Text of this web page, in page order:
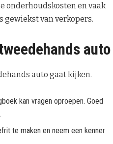
onderhoudskosten en vaak
gewiekst van verkopers.
auto
auto gaat kijken.
kan vragen oproepen. Goed
te maken en neem een kenner